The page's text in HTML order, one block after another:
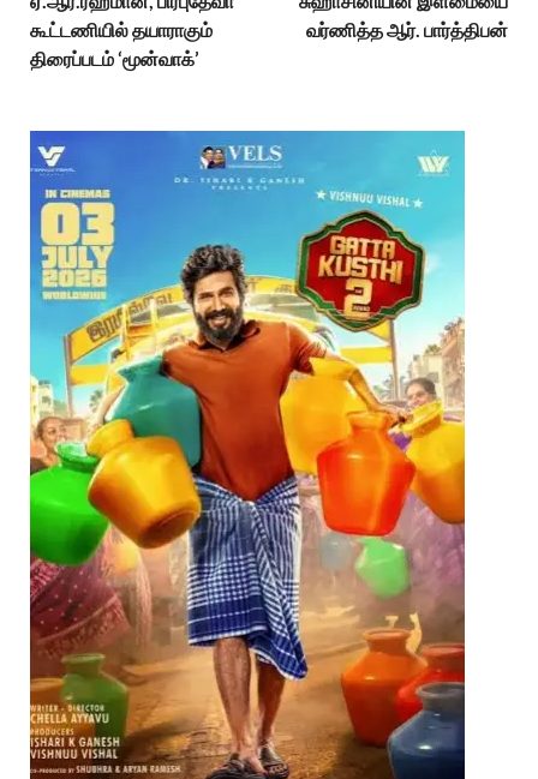
கூட்டணியில் தயாராகும்
திரைப்படம் ‘மூன்வாக்’
வர்ணித்த ஆர். பார்த்திபன்